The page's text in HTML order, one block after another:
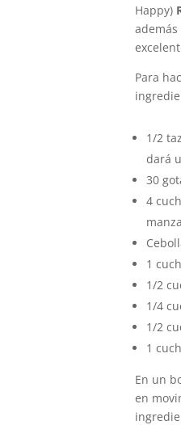
Happy)
Para
1/2
dará
30
4
1
1/2
1/4
1/2
1
En un
en